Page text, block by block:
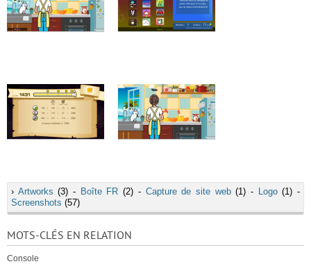
› Artworks (3) - Boîte FR (2) - Capture de site web(1) - Logo(1) -
Screenshots (57)
MOTS-CLÉS EN RELATION
Console